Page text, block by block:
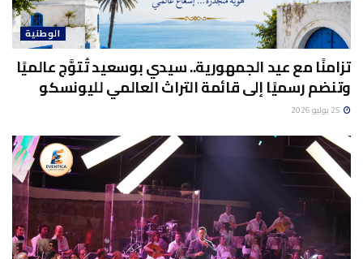
الوطنية
تزامنًا مع عيد الجمهورية.. سيدي بوسعيد تُتوَّج عالميًا
وتنضم رسميًا إلى قائمة التراث العالمي لليونسكو